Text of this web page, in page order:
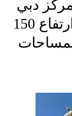
دبي
للسلع المتعددة يتخطى ارتفاع 150